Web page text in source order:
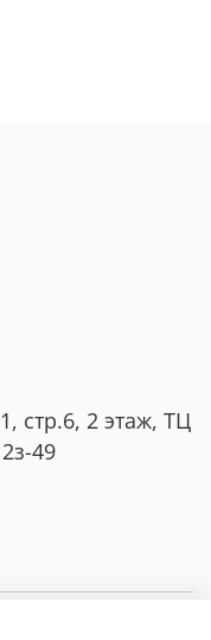
стр.6, 2 этаж, ТЦ
49